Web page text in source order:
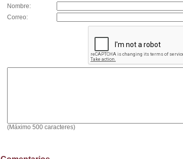
Nombre:
Correo:
(Máximo 500 caracteres)